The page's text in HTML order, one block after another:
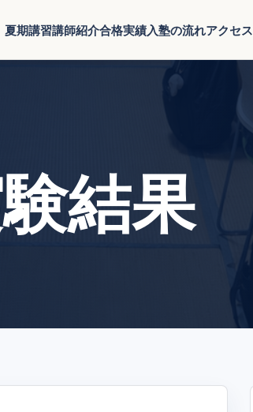
期講習講師紹介合格実績入塾の流れアクセス
結果